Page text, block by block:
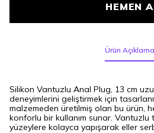
HEMEN
Ürün
Silikon Vantuzlu Anal Plug, 13 cm
deneyimlerini geliştirmek için
malzemeden üretilmiş olan bu ürün,
konforlu bir kullanım sunar. Vantuzlu
yüzeylere kolayca yapışarak eller